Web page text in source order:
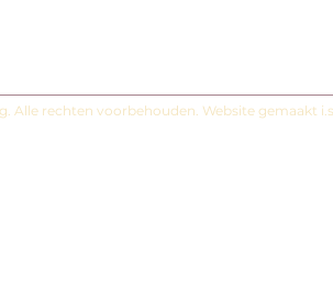
Alle rechten voorbehouden. Website gemaakt